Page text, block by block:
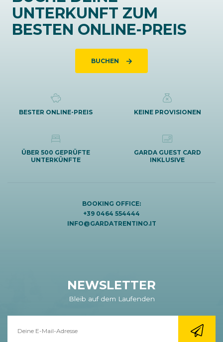
UNTERKUNFT ZUM
BESTEN ONLINE-PREIS
BUCHEN
BESTER ONLINE-PREIS KEINE PROVISIONEN
ÜBER 500 GEPRÜFTE
UNTERKÜNFTE
GARDA GUEST CARD
INKLUSIVE
BOOKING OFFICE:
+39 0464 554444
INFO@GARDATRENTINO.IT
NEWSLETTER
Bleib auf dem Laufenden